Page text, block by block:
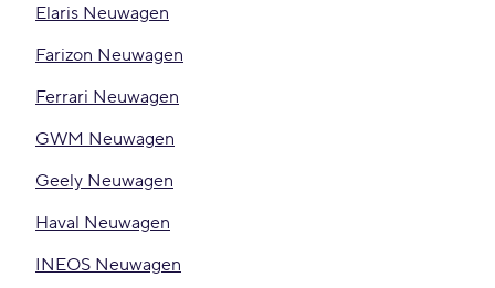
Elaris Neuwagen
Farizon Neuwagen
Ferrari Neuwagen
GWM Neuwagen
Geely Neuwagen
Haval Neuwagen
INEOS Neuwagen